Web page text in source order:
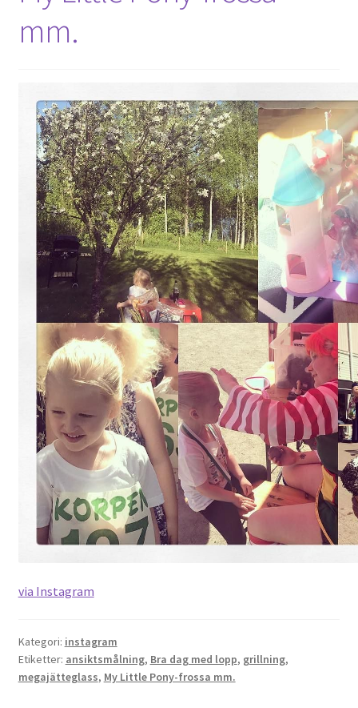
Gästgalleri
Klädkod: Mörk kostym
Vigseln: Maria Magdalena Kyrka
Festen: Villa Ludvigsberg
Toastmaster
Barn?
Önskelista
Önska musik
OSA
Kassa
Mitt konto
Om
mm.
via Instagram
Kategori: instagram
Etiketter: ansiktsmålning, Bra dag med lopp, grillning,
megajätteglass, My Little Pony-frossa mm.